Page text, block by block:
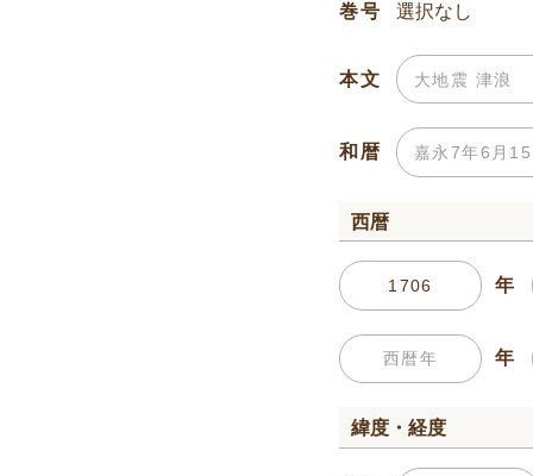
巻号
本文
和暦
西暦
年
年
緯度・経度